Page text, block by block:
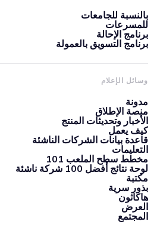
بالنسبة للجامعات
للمسرعات
برنامج الإحالة
برنامج التسويق بالعمولة
وسائل الإعلام
مدونة
منصة الإطلاق
الأخبار وتحديثات المنتج
كيف يعمل
قاعدة بيانات الشركات الناشئة
التعليمات
مخطط سطح الملعب 101
لوحة نتائج أفضل 100 شركة ناشئة
مكتبة
بذور سرية
هاكاثون
العرض
المجتمع